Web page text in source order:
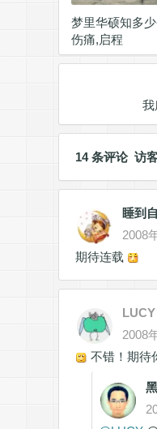
梦里华硕知多
伤痛,启程
我
14 条评论 访
睡到
2008
期待连载
LUCY
2008
不错！期待